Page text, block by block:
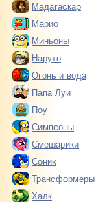
Мадагаскар
Марио
Миньоны
Наруто
Огонь и вода
Папа Луи
Поу
Симпсоны
Смешарики
Соник
Трансформеры
Халк